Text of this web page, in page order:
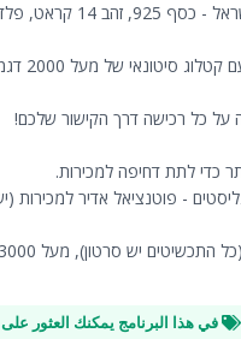
מתמחים ב-3 קטגוריות:
- פוטנציאל אדיר
في هذا البرنامج يمكنك العثور